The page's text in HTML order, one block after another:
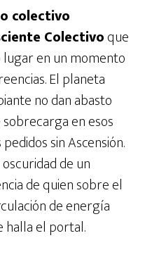
colectivo
Colectivoque
en un momento
El planeta
no dan abasto
en esos
sin Ascensión.
de un
de quien sobre el
de energía
halla el portal.